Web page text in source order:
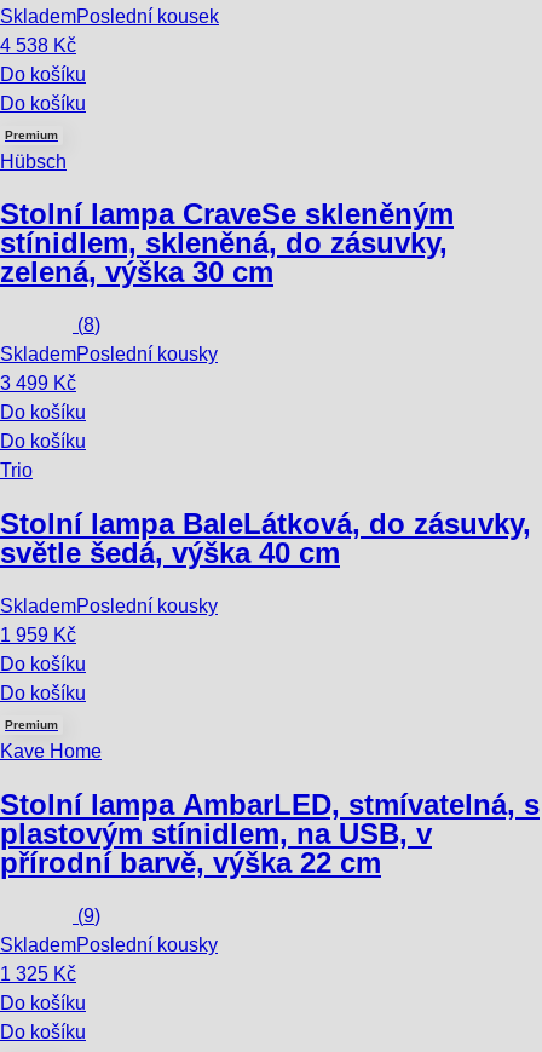
SklademPoslední kousek
4 538 Kč
Do košíku
Do košíku
Premium
Hübsch
Stolní lampa CraveSe skleněným
stínidlem, skleněná, do zásuvky,
zelená, výška 30 cm
(8)
SklademPoslední kousky
3 499 Kč
Do košíku
Do košíku
Trio
Stolní lampa BaleLátková, do zásuvky,
světle šedá, výška 40 cm
SklademPoslední kousky
1 959 Kč
Do košíku
Do košíku
Premium
Kave Home
Stolní lampa AmbarLED, stmívatelná, s
plastovým stínidlem, na USB, v
přírodní barvě, výška 22 cm
(9)
SklademPoslední kousky
1 325 Kč
Do košíku
Do košíku